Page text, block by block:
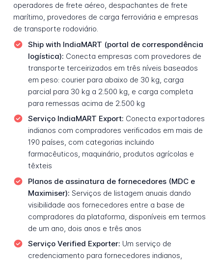
operadores de frete aéreo, despachantes de frete
marítimo, provedores de carga ferroviária e empresas
de transporte rodoviário.
Ship with IndiaMART (portal de correspondência
logística): Conecta empresas com provedores de
transporte terceirizados em três níveis baseados
em peso: courier para abaixo de 30 kg, carga
parcial para 30 kg a 2.500 kg, e carga completa
para remessas acima de 2.500 kg
Serviço IndiaMART Export: Conecta exportadores
indianos com compradores verificados em mais de
190 países, com categorias incluindo
farmacêuticos, maquinário, produtos agrícolas e
têxteis
Planos de assinatura de fornecedores (MDC e
Maximiser): Serviços de listagem anuais dando
visibilidade aos fornecedores entre a base de
compradores da plataforma, disponíveis em termos
de um ano, dois anos e três anos
Serviço Verified Exporter: Um serviço de
credenciamento para fornecedores indianos,